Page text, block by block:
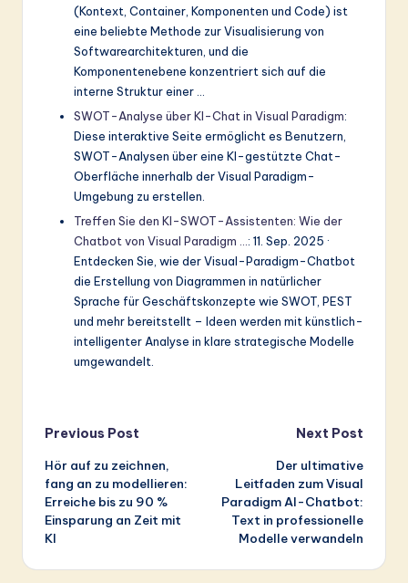
(Kontext, Container, Komponenten und Code) ist
eine beliebte Methode zur Visualisierung von
Softwarearchitekturen, und die
Komponentenebene konzentriert sich auf die
interne Struktur einer …
SWOT-Analyse über KI-Chat in Visual Paradigm:
Diese interaktive Seite ermöglicht es Benutzern,
SWOT-Analysen über eine KI-gestützte Chat-
Oberfläche innerhalb der Visual Paradigm-
Umgebung zu erstellen.
Treffen Sie den KI-SWOT-Assistenten: Wie der
Chatbot von Visual Paradigm …: 11. Sep. 2025 ·
Entdecken Sie, wie der Visual-Paradigm-Chatbot
die Erstellung von Diagrammen in natürlicher
Sprache für Geschäftskonzepte wie SWOT, PEST
und mehr bereitstellt – Ideen werden mit künstlich-
intelligenter Analyse in klare strategische Modelle
umgewandelt.
Post
navigation
Previous Post
Hör auf zu zeichnen,
fang an zu modellieren:
Erreiche bis zu 90 %
Einsparung an Zeit mit
KI
Next Post
Der ultimative
Leitfaden zum Visual
Paradigm AI-Chatbot:
Text in professionelle
Modelle verwandeln